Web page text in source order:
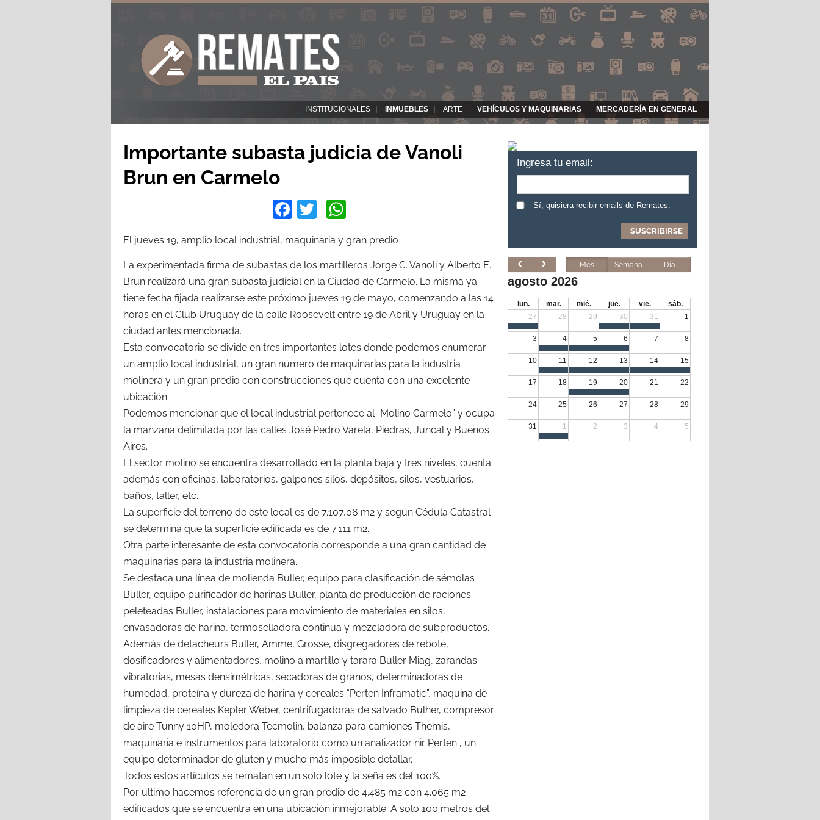
INSTITUCIONALES INMUEBLES ARTE VEHÍCULOS Y MAQUINARIAS MERCADERÍA EN GENERAL
Importante subasta judicia de Vanoli
Brun en Carmelo
Facebook
Twitter
El jueves 19, amplio local industrial, maquinaria y gran predio
La experimentada firma de subastas de los martilleros Jorge C. Vanoli y Alberto E.
Brun realizará una gran subasta judicial en la Ciudad de Carmelo. La misma ya
tiene fecha fijada realizarse este próximo jueves 19 de mayo, comenzando a las 14
horas en el Club Uruguay de la calle Roosevelt entre 19 de Abril y Uruguay en la
ciudad antes mencionada.
Esta convocatoria se divide en tres importantes lotes donde podemos enumerar
un amplio local industrial, un gran número de maquinarias para la industria
molinera y un gran predio con construcciones que cuenta con una excelente
ubicación.
Podemos mencionar que el local industrial pertenece al “Molino Carmelo” y ocupa
la manzana delimitada por las calles José Pedro Varela, Piedras, Juncal y Buenos
Aires.
El sector molino se encuentra desarrollado en la planta baja y tres niveles, cuenta
además con oficinas, laboratorios, galpones silos, depósitos, silos, vestuarios,
baños, taller, etc.
La superficie del terreno de este local es de 7.107,06 m2 y según Cédula Catastral
se determina que la superficie edificada es de 7.111 m2.
Otra parte interesante de esta convocatoria corresponde a una gran cantidad de
maquinarias para la industria molinera.
Se destaca una línea de molienda Buller, equipo para clasificación de sémolas
Buller, equipo purificador de harinas Buller, planta de producción de raciones
peleteadas Buller, instalaciones para movimiento de materiales en silos,
envasadoras de harina, termoselladora continua y mezcladora de subproductos.
Además de detacheurs Buller, Amme, Grosse, disgregadores de rebote,
dosificadores y alimentadores, molino a martillo y tarara Buller Miag, zarandas
vibratorias, mesas densimétricas, secadoras de granos, determinadoras de
humedad, proteína y dureza de harina y cereales “Perten Inframatic”, maquina de
limpieza de cereales Kepler Weber, centrifugadoras de salvado Bulher, compresor
de aire Tunny 10HP, moledora Tecmolin, balanza para camiones Themis,
maquinaria e instrumentos para laboratorio como un analizador nir Perten , un
equipo determinador de gluten y mucho más imposible detallar.
Todos estos artículos se rematan en un solo lote y la seña es del 100%.
Por último hacemos referencia de un gran predio de 4.485 m2 con 4.065 m2
edificados que se encuentra en una ubicación inmejorable. A solo 100 metros del
Ingresa tu email:
Sí, quisiera recibir emails de Remates.
Mes Semana Día
agosto 2026
lun. mar. mié. jue. vie.
sáb.
27
28 29 30 31 1
3 4 5 6 7 8
10 11 12 13 14 15
17 18 19 20 21 22
24 25 26 27 28 29
31 1 2 3 4 5